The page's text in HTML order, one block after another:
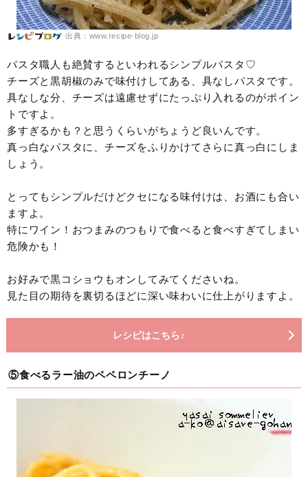
出典：www.recipe-blog.jp
パスタ職人も絶賛するといわれるシンプルパスタ♡
チーズと黒胡椒のみで味付けしてある、具なしパスタです。
具なしな分、チーズは遠慮せずにたっぷり入れるのがポイン
トですよ。
多すぎるかも？と思うくらいがちょうど良いんです。
真っ白なパスタに、チーズをふりかけてさらに真っ白にしま
しょう。
とってもシンプルだけどクセになる味付けは、お酒にも合い
ますよ。
特にワイン！おつまみのつもりで食べると食べすぎてしまい
危険かも！
お好みで黒コショウもオンしてみてくださいね。
見た目の期待を裏切るほどに深い味わいに仕上がりますよ。
レシピはこちら♪
⑤食べるラー油のペペロンチーノ